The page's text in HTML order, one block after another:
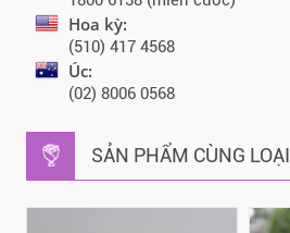
Hoa kỳ:
(510) 417 4568
Úc:
(02) 8006 0568
SẢN PHẨM CÙNG LOẠI